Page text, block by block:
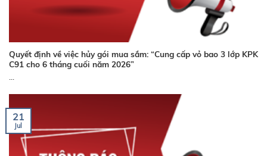
Quyết định về việc hủy gói mua sắm: “Cung cấp vỏ bao 3 lớp KPK
C91 cho 6 tháng cuối năm 2026”
21
Jul